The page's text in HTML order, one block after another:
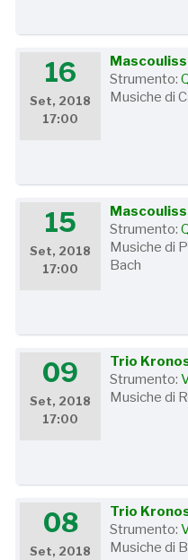
16
Set, 2018
17:00
Strumento:
Musiche di
15
Set, 2018
17:00
Strumento:
Musiche di
Bach
09
Set, 2018
17:00
Trio
Strumento:
Musiche di
08
Set, 2018
Trio
Strumento:
Musiche di